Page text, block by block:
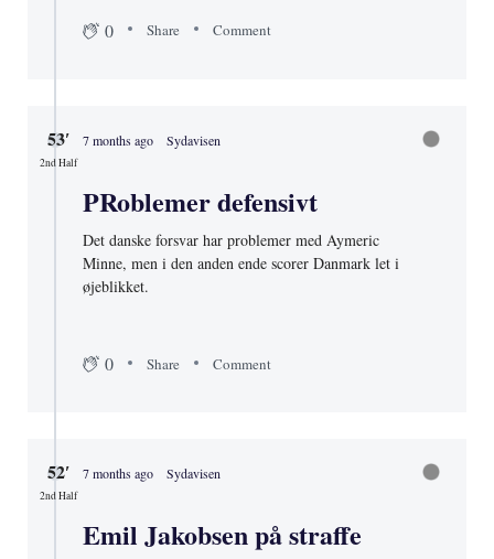
0 Share Comment
53′
2nd Half
7 months ago Sydavisen
PRoblemer defensivt
Det danske forsvar har problemer med Aymeric
Minne, men i den anden ende scorer Danmark let i
øjeblikket.
0 Share Comment
52′
2nd Half
7 months ago Sydavisen
Emil Jakobsen på straffe